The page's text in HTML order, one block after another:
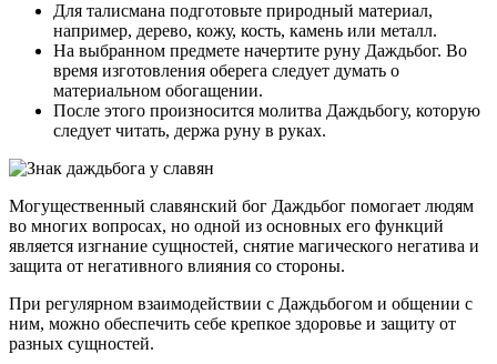
Для талисмана подготовьте природный материал,
например, дерево, кожу, кость, камень или металл.
На выбранном предмете начертите руну Даждьбог. Во
время изготовления оберега следует думать о
материальном обогащении.
После этого произносится молитва Даждьбогу, которую
следует читать, держа руну в руках.
Могущественный славянский бог Даждьбог помогает людям
во многих вопросах, но одной из основных его функций
является изгнание сущностей, снятие магического негатива и
защита от негативного влияния со стороны.
При регулярном взаимодействии с Даждьбогом и общении с
ним, можно обеспечить себе крепкое здоровье и защиту от
разных сущностей.